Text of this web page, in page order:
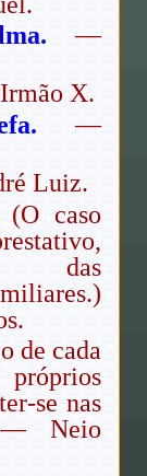
—
X.
—
Luiz.
(O caso
das
de cada
se nas
— Neio